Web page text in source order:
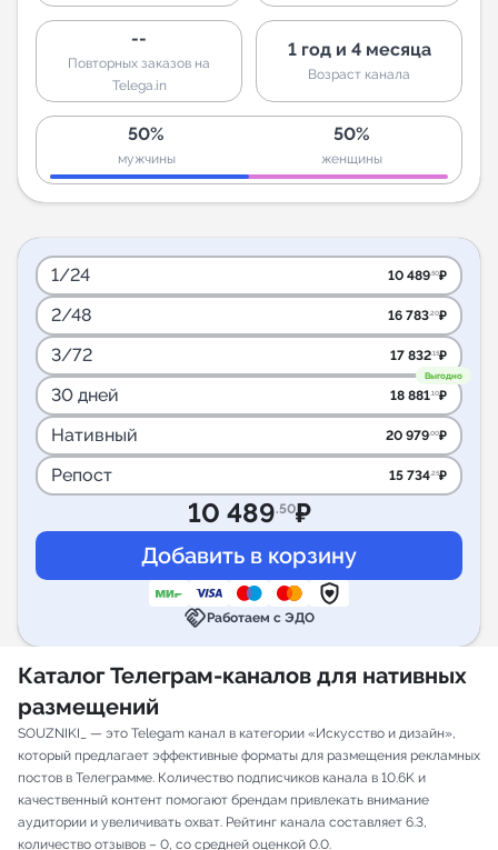
--
Повторных заказов на
Telega.in
1 год и 4 месяца
Возраст канала
50%
мужчины
50%
женщины
1/24 10 489.50₽
2/48 16 783.20₽
3/72 17 832.15₽
Выгодно
30 дней 18 881.10₽
Нативный 20 979.00₽
Репост 15 734.25₽
10 489.50₽
handshakeРаботаем с ЭДО
Каталог Телеграм-каналов для нативных
размещений
SOUZNIKI_ — это Telegam канал в категории «Искусство и дизайн»,
который предлагает эффективные форматы для размещения рекламных
постов в Телеграмме. Количество подписчиков канала в 10.6K и
качественный контент помогают брендам привлекать внимание
аудитории и увеличивать охват. Рейтинг канала составляет 6.3,
количество отзывов – 0, со средней оценкой 0.0.